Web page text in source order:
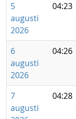
5
augusti
2026
04:23
6
augusti
2026
04:26
7
augusti
04:28